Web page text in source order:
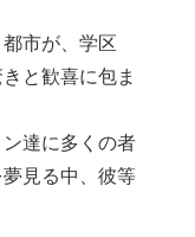
市が、学区
と歓喜に包ま
達に多くの者
見る中、彼等